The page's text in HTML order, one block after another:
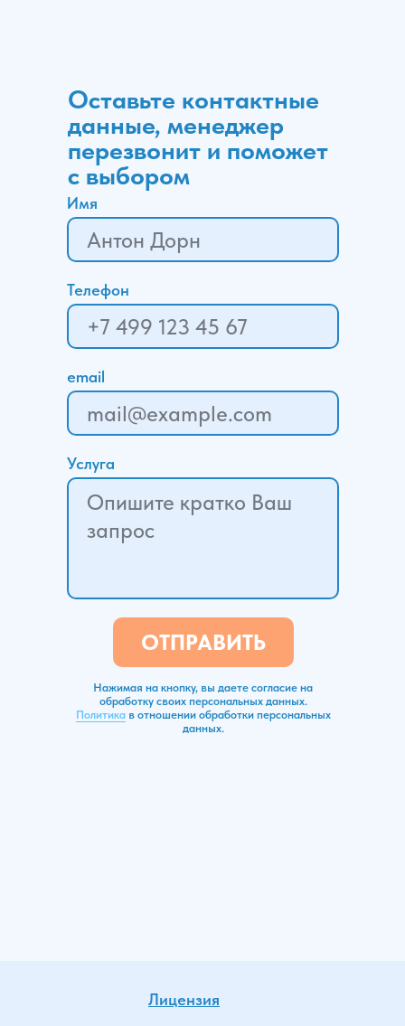
Оставьте контактные
данные, менеджер
перезвонит и поможет
с выбором
Имя
Телефон
email
Услуга
ОТПРАВИТЬ
Нажимая на кнопку, вы даете согласие на
обработку своих персональных данных.
Политикав отношении обработки персональных
данных.
Лицензия